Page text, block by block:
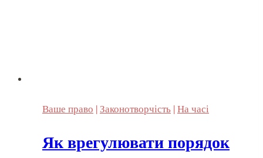
Ваше право | Законотворчість |На часі
Як врегулювати порядок